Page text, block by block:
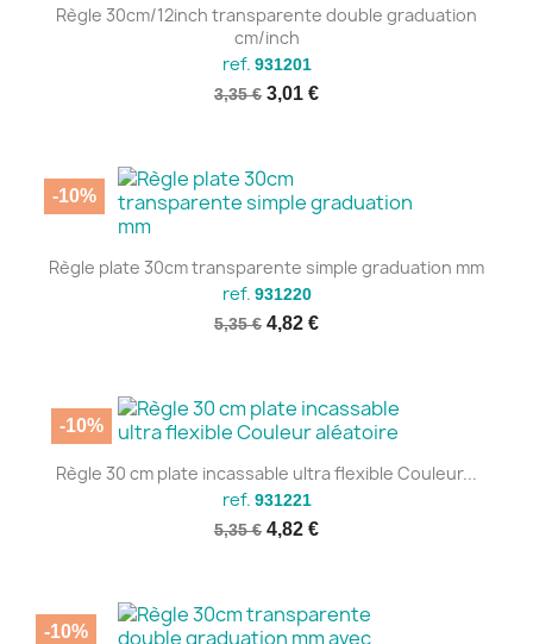
Règle 30cm/12inch transparente double graduation
cm/inch
ref. 931201
3,35 € 3,01 €
Règle plate 30cm transparente simple graduation mm
ref. 931220
5,35 € 4,82 €
-10%
Règle 30 cm plate incassable ultra flexible Couleur...
ref. 931221
5,35 € 4,82 €
-10%
-10%